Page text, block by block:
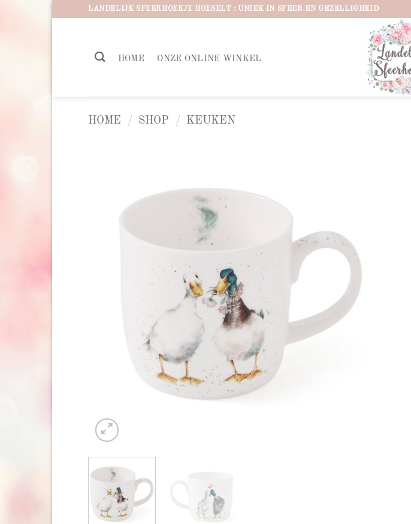
LANDELIJK SFEERHOEKJE HOESELT : UNIEK IN SFEER EN GEZELLIGHEID
HOME ONZE ONLINE WINKEL
HOME / SHOP / KEUKEN